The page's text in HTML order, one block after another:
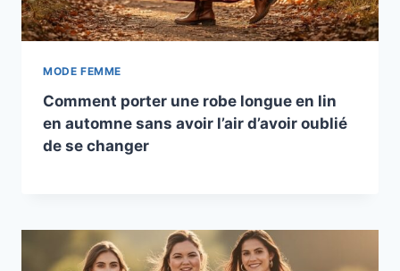
MODE FEMME
Comment porter une robe longue en lin
en automne sans avoir l’air d’avoir oublié
de se changer